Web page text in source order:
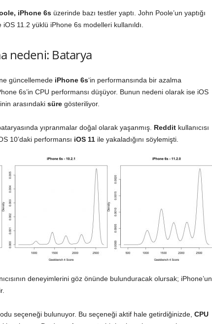
iPhone 6süzerinde bazı testler yaptı. John Poole’un yaptığı
11.2 yüklü iPhone 6s modelleri kullanıldı.
nedeni: Batarya
güncellemede iPhone 6s‘in performansında bir azalma
6s’in CPU performansı düşüyor. Bunun nedeni olarak ise iOS
arasındaki süregösteriliyor.
yıpranmalar doğal olarak yaşanmış. Redditkullanıcısı
10’daki performansı iOS 11ile yakaladığını söylemişti.
deneyimlerini göz önünde bulunduracak olursak; iPhone’un
seçeneği bulunuyor. Bu seçeneği aktif hale getirdiğinizde, CPU